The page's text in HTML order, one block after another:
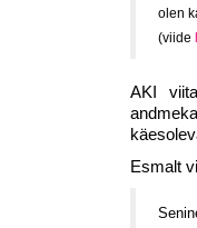
olen
(viide
AKI
Esmalt